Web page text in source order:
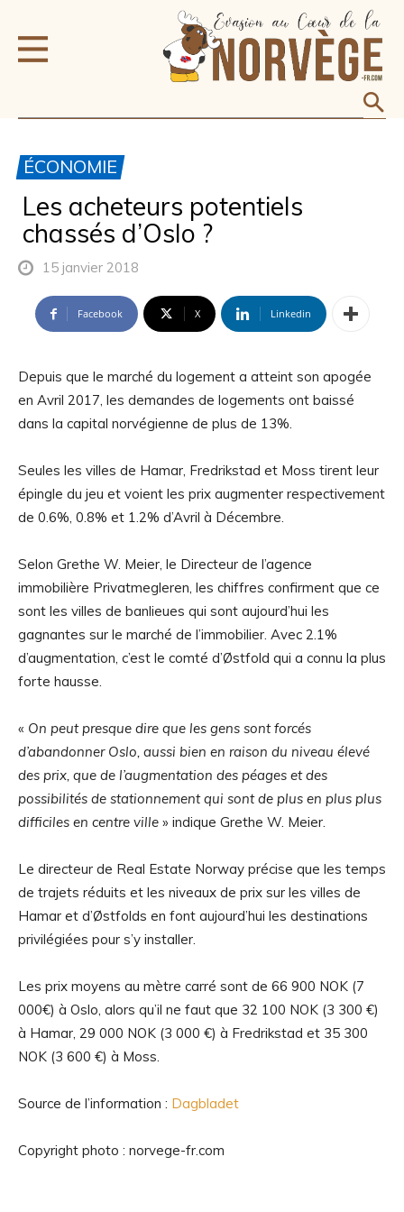
ÉCONOMIE
Les acheteurs potentiels
chassés d’Oslo ?
15 janvier 2018
Facebook X Linkedin
Depuis que le marché du logement a atteint son apogée
en Avril 2017, les demandes de logements ont baissé
dans la capital norvégienne de plus de 13%.
Seules les villes de Hamar, Fredrikstad et Moss tirent leur
épingle du jeu et voient les prix augmenter respectivement
de 0.6%, 0.8% et 1.2% d’Avril à Décembre.
Selon Grethe W. Meier, le Directeur de l’agence
immobilière Privatmegleren, les chiffres confirment que ce
sont les villes de banlieues qui sont aujourd’hui les
gagnantes sur le marché de l’immobilier. Avec 2.1%
d’augmentation, c’est le comté d’Østfold qui a connu la plus
forte hausse.
« On peut presque dire que les gens sont forcés
d’abandonner Oslo, aussi bien en raison du niveau élevé
des prix, que de l’augmentation des péages et des
possibilités de stationnement qui sont de plus en plus plus
difficiles en centre ville » indique Grethe W. Meier.
Le directeur de Real Estate Norway précise que les temps
de trajets réduits et les niveaux de prix sur les villes de
Hamar et d’Østfolds en font aujourd’hui les destinations
privilégiées pour s’y installer.
Les prix moyens au mètre carré sont de 66 900 NOK (7
000€) à Oslo, alors qu’il ne faut que 32 100 NOK (3 300 €)
à Hamar, 29 000 NOK (3 000 €) à Fredrikstad et 35 300
NOK (3 600 €) à Moss.
Source de l’information : Dagbladet
Copyright photo : norvege-fr.com